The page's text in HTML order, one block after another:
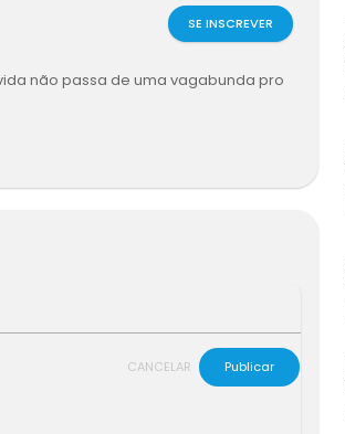
SE INSCREVER
não passa de uma vagabunda pro
CANCELAR
Publicar